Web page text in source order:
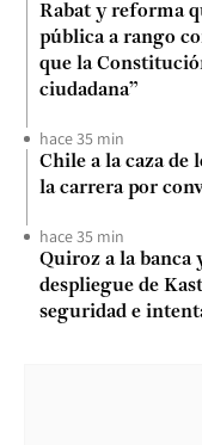
Rabat y reforma
pública a rango
que la
ciudadana”
hace 35 min
Chile a la caza de
la carrera por
hace 35 min
Quiroz a la banca
despliegue de
seguridad e